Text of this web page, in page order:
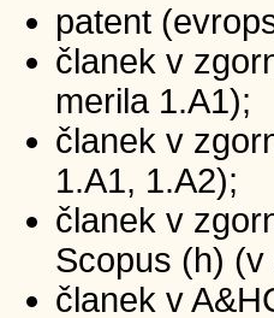
patent
članek v
merila 1.A1);
članek v
1.A1, 1.A2);
članek v
Scopus (h)
članek v